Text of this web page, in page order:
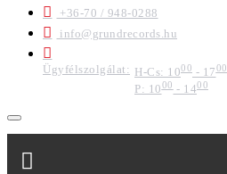
+36-70 / 948-0288
info@grundrecords.hu
Ügyfélszolgálat: H-Cs: 1000 - 1700
P: 1000- 1400